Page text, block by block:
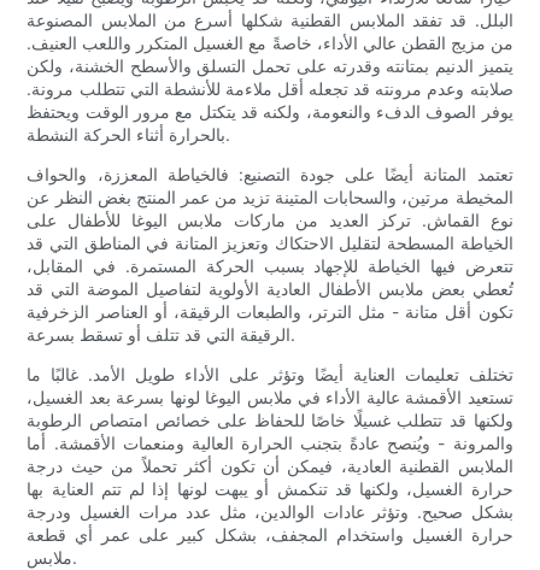
البلل. قد تفقد الملابس القطنية شكلها أسرع من الملابس المصنوعة
من مزيج القطن عالي الأداء، خاصةً مع الغسيل المتكرر واللعب العنيف.
يتميز الدنيم بمتانته وقدرته على تحمل التسلق والأسطح الخشنة، ولكن
صلابته وعدم مرونته قد تجعله أقل ملاءمة للأنشطة التي تتطلب مرونة.
يوفر الصوف الدفء والنعومة، ولكنه قد يتكتل مع مرور الوقت ويحتفظ
بالحرارة أثناء الحركة النشطة.
تعتمد المتانة أيضًا على جودة التصنيع: فالخياطة المعززة، والحواف
المخيطة مرتين، والسحابات المتينة تزيد من عمر المنتج بغض النظر عن
نوع القماش. تركز العديد من ماركات ملابس اليوغا للأطفال على
الخياطة المسطحة لتقليل الاحتكاك وتعزيز المتانة في المناطق التي قد
تتعرض فيها الخياطة للإجهاد بسبب الحركة المستمرة. في المقابل،
تُعطي بعض ملابس الأطفال العادية الأولوية لتفاصيل الموضة التي قد
تكون أقل متانة - مثل الترتر، والطبعات الرقيقة، أو العناصر الزخرفية
الرقيقة التي قد تتلف أو تسقط بسرعة.
تختلف تعليمات العناية أيضًا وتؤثر على الأداء طويل الأمد. غالبًا ما
تستعيد الأقمشة عالية الأداء في ملابس اليوغا لونها بسرعة بعد الغسيل،
ولكنها قد تتطلب غسيلًا خاصًا للحفاظ على خصائص امتصاص الرطوبة
والمرونة - ويُنصح عادةً بتجنب الحرارة العالية ومنعمات الأقمشة. أما
الملابس القطنية العادية، فيمكن أن تكون أكثر تحملاً من حيث درجة
حرارة الغسيل، ولكنها قد تنكمش أو يبهت لونها إذا لم تتم العناية بها
بشكل صحيح. وتؤثر عادات الوالدين، مثل عدد مرات الغسيل ودرجة
حرارة الغسيل واستخدام المجفف، بشكل كبير على عمر أي قطعة
ملابس.